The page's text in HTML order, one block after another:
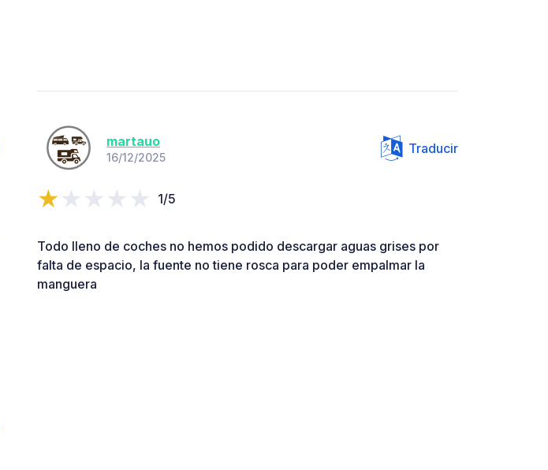
martauo
16/12/2025
Traducir
1/5
Todo lleno de coches no hemos podido descargar aguas grises por
falta de espacio, la fuente no tiene rosca para poder empalmar la
manguera